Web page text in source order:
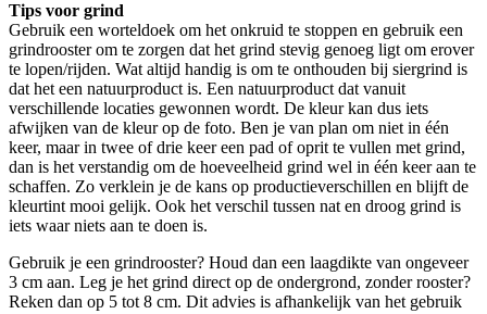
Tips voor grind
Gebruik een worteldoek om het onkruid te stoppen en gebruik een
grindrooster om te zorgen dat het grind stevig genoeg ligt om erover
te lopen/rijden. Wat altijd handig is om te onthouden bij siergrind is
dat het een natuurproduct is. Een natuurproduct dat vanuit
verschillende locaties gewonnen wordt. De kleur kan dus iets
afwijken van de kleur op de foto. Ben je van plan om niet in één
keer, maar in twee of drie keer een pad of oprit te vullen met grind,
dan is het verstandig om de hoeveelheid grind wel in één keer aan te
schaffen. Zo verklein je de kans op productieverschillen en blijft de
kleurtint mooi gelijk. Ook het verschil tussen nat en droog grind is
iets waar niets aan te doen is.
Gebruik je een grindrooster? Houd dan een laagdikte van ongeveer
3 cm aan. Leg je het grind direct op de ondergrond, zonder rooster?
Reken dan op 5 tot 8 cm. Dit advies is afhankelijk van het gebruik